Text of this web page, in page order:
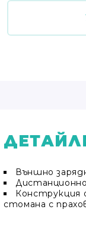
Външно
Конструкция
стомана с